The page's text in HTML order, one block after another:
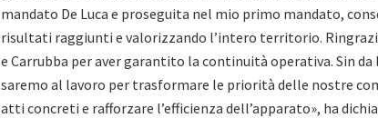
mandato De Luca e proseguita nel mio primo mandato,
risultati raggiunti e valorizzando l’intero territorio.
e Carrubba per aver garantito la continuità operativa. Sin da
saremo al lavoro per trasformare le priorità delle nostre
atti concreti e rafforzare l’efficienza dell’apparato», ha